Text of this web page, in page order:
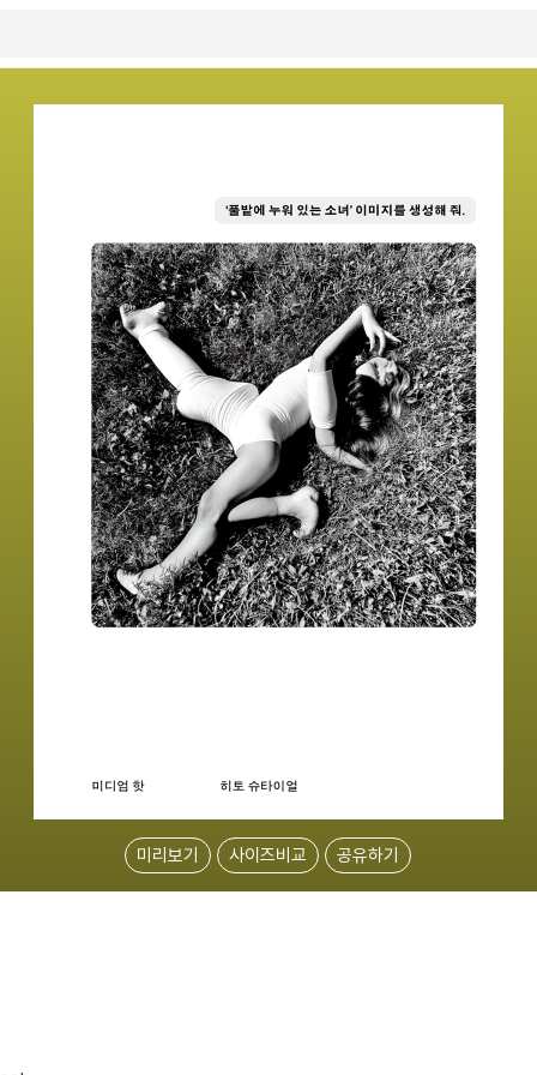
미리보기 사이즈비교 공유하기